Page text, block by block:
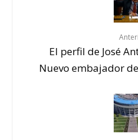
El perfil de José
Nuevo embajador